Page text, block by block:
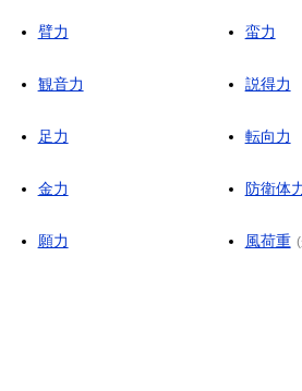
臂力 蛮力
観音力 説得力
足力 転向力
金力 防衛体
願力 風荷重 (